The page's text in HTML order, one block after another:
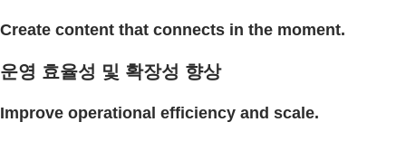
Create content that connects in the moment.
운영 효율성 및 확장성 향상
Improve operational efficiency and scale.